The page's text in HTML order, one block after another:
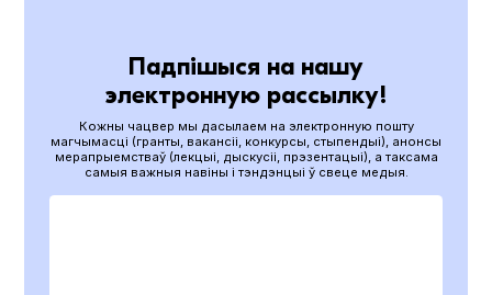
Падпішыся на нашу
электронную рассылку!
Кожны чацвер мы дасылаем на электронную пошту
магчымасці (гранты, вакансіі, конкурсы, стыпендыі), анонсы
мерапрыемстваў (лекцыі, дыскусіі, прэзентацыі), а таксама
самыя важныя навіны і тэндэнцыі ў свеце медыя.